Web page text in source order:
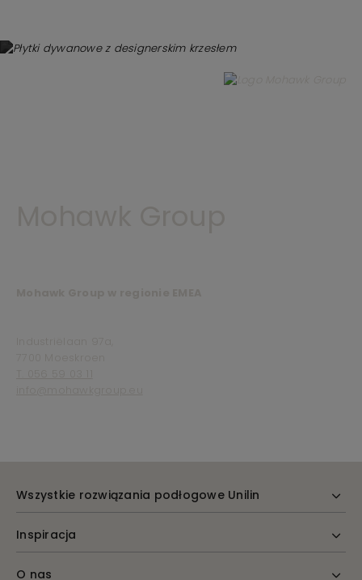
Wszystkie rozwiązania podłogowe Unilin
Inspiracja
O nas